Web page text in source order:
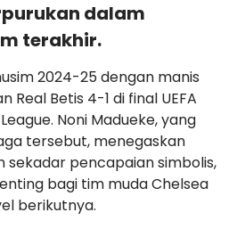
dalam
terakhir.
2024-25 dengan manis
Real Betis 4-1 di final UEFA
Noni Madueke, yang
tersebut, menegaskan
sekadar pencapaian simbolis,
bagi tim muda Chelsea
berikutnya.